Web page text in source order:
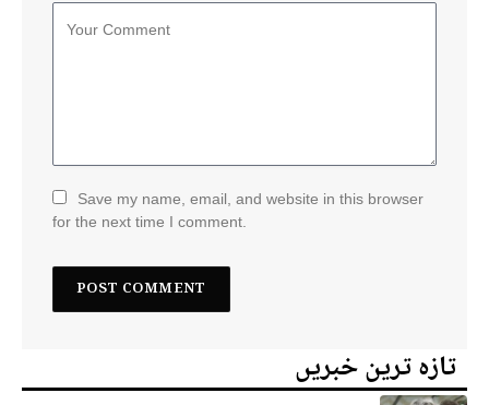
Save my name, email, and website in this browser
for the next time I comment.
تازہ ترین خبریں